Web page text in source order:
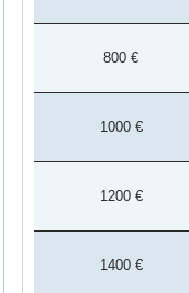
800 €
1000 €
1200 €
1400 €